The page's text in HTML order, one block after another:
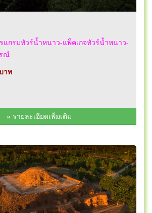
แกรมทัวร์น้ำหนาว-แพ็คเกจทัวร์น้ำหนาว-
ณ์
าท
» รายละเอียดเพิ่มเติม